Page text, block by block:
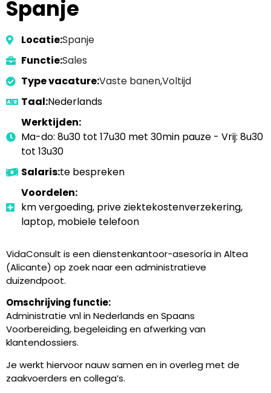
Spanje
Locatie:Spanje
Functie:Sales
Type vacature:Vaste banen,Voltijd
Taal:Nederlands
Werktijden:
Ma-do: 8u30 tot 17u30 met 30min pauze - Vrij: 8u30
tot 13u30
Salaris:te bespreken
Voordelen:
km vergoeding, prive ziektekostenverzekering,
laptop, mobiele telefoon
VidaConsult is een dienstenkantoor-asesoría in Altea
(Alicante) op zoek naar een administratieve
duizendpoot.
Omschrijving functie:
Administratie vnl in Nederlands en Spaans
Voorbereiding, begeleiding en afwerking van
klantendossiers.
Je werkt hiervoor nauw samen en in overleg met de
zaakvoerders en collega’s.